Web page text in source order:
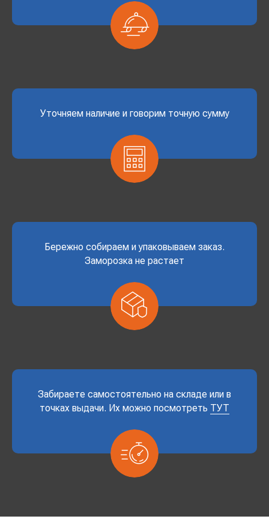
Уточняем наличие и говорим точную сумму
Бережно собираем и упаковываем заказ.
Заморозка не растает
Забираете самостоятельно на складе или в
точках выдачи. Их можно посмотреть ТУТ